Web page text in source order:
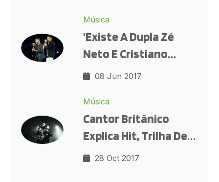
Música
'Existe A Dupla Zé
Neto E Cristiano
Antes E Depois Da
Analisa Cantor
Sertanejo
08 Jun 2017
Música
Cantor Britânico
Explica Hit, Trilha De
'Pega Pega': 'É Uma
28 Oct 2017